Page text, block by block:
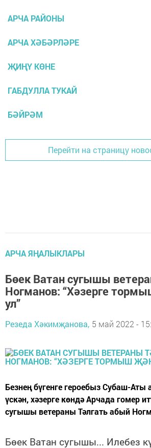
АРЧА РАЙОНЫ
АРЧА ХӘБӘРЛӘРЕ
ҖИҢҮ КӨНЕ
ГАБДУЛЛА ТУКАЙ
БӘЙРӘМ
Перейти на страницу
АРЧА ЯҢАЛЫКЛАРЫ
Бөек Ватан сугышы
Ногманов: “Хәзерге
ул”
Резеда Хәкимҗанова, 5 май 2022 -
Безнең бүгенге героебыз Субаш-
үскән, хәзерге көндә Арчада гомер
сугышы ветераны Тәлгать абый
Бөек Ватан сугышы... Илебез